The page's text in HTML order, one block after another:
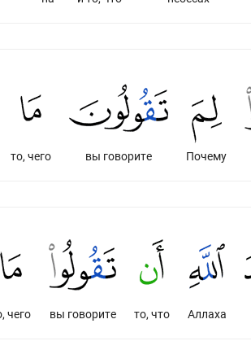
Почему
вы говорите
то, чего
Аллаха
то, что
вы говорите
чего